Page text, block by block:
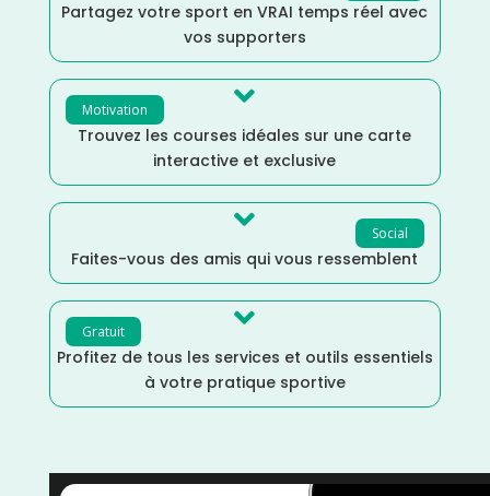
Partagez votre sport en VRAI temps réel avec
vos supporters
Motivation 
Trouvez les courses idéales sur une carte
interactive et exclusive
Social

Faites-vous des amis qui vous ressemblent
Gratuit 
Profitez de tous les services et outils essentiels
à votre pratique sportive